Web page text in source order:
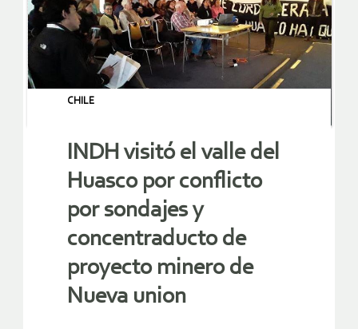
CHILE
INDH visitó el valle del
Huasco por conflicto
por sondajes y
concentraducto de
proyecto minero de
Nueva union